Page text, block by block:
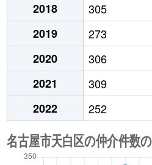
2018
305
2019
273
2020
306
2021
309
2022
252